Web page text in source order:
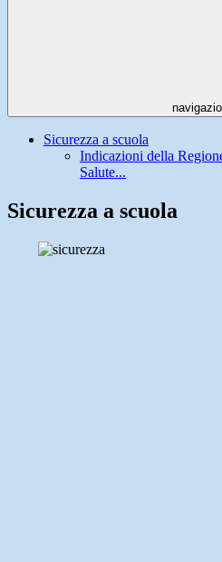
Sicurezza a scuola
Indicazioni della
Salute...
Sicurezza a scuola